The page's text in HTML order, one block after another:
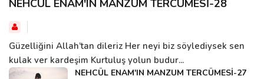
NEHCÜL ENAM'IN MANZUM TERCÜMESİ-28
Güzelliğini Allah’tan dileriz Her neyi biz söylediysek sen
kulak ver kardeşim Kurtuluş yolun budur...
NEHCÜL ENAM'IN MANZUM TERCÜMESİ-27